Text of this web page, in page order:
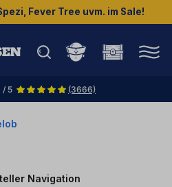
Fever Tree uvm. im Sale!
/ 5 (3666)
Navigation